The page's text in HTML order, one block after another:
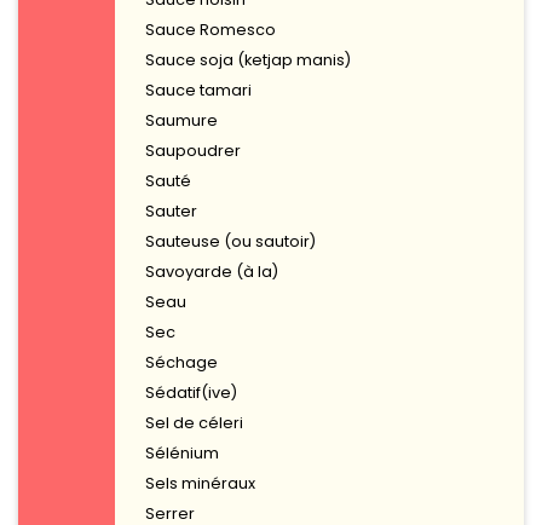
Sauce Romesco
Sauce soja (ketjap manis)
Sauce tamari
Saumure
Saupoudrer
Sauté
Sauter
Sauteuse (ou sautoir)
Savoyarde (à la)
Seau
Sec
Séchage
Sédatif(ive)
Sel de céleri
Sélénium
Sels minéraux
Serrer